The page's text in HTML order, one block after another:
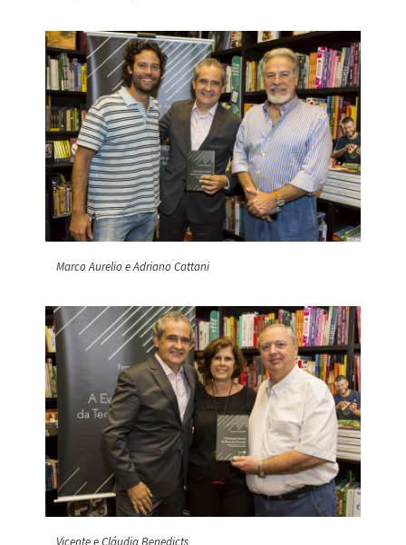
Marco Aurelio e Adriano Cattani
Vicente e Cláudia Benedicts